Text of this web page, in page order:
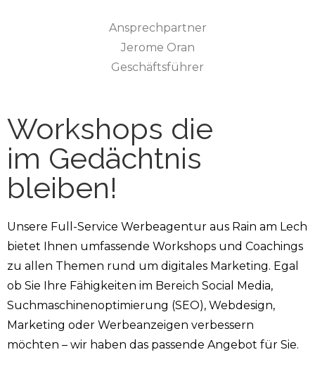
Ansprechpartner
Jerome Oran
Geschäftsführer
Workshops die
im Gedächtnis
bleiben!
Unsere Full-Service Werbeagentur aus Rain am Lech
bietet Ihnen umfassende Workshops und Coachings
zu allen Themen rund um digitales Marketing. Egal
ob Sie Ihre Fähigkeiten im Bereich Social Media,
Suchmaschinenoptimierung (SEO), Webdesign,
Marketing oder Werbeanzeigen verbessern
möchten – wir haben das passende Angebot für Sie.